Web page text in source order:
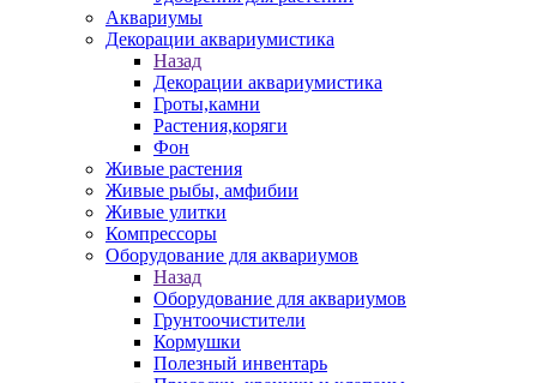
Аквариумы
Декорации аквариумистика
Назад
Декорации аквариумистика
Гроты,камни
Растения,коряги
Фон
Живые растения
Живые рыбы, амфибии
Живые улитки
Компрессоры
Оборудование для аквариумов
Назад
Оборудование для аквариумов
Грунтоочистители
Кормушки
Полезный инвентарь